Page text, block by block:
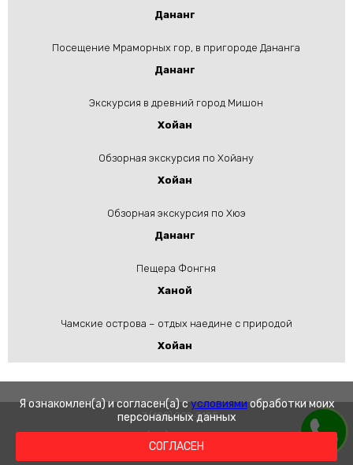
Дананг
Посещение Мраморных гор, в пригороде Дананга
Дананг
Экскурсия в древний город Мишон
Хойан
Обзорная экскурсия по Хойану
Хойан
Обзорная экскурсия по Хюэ
Дананг
Пещера Фонгня
Ханой
Чамские острова – отдых наедине с природой
Хойан
Я ознакомлен(а) и согласен(а) сусловиямиобработки моих
персональных данных
СОГЛАСЕН
+7 (495) 909-2105
+7 (913) 620-3380